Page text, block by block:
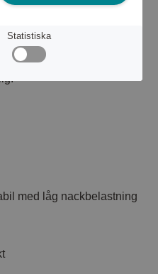
säkerhet med
vilket gör den
Den automatiska
konstruktionen gör
med låg nackbelastning
Statistiska